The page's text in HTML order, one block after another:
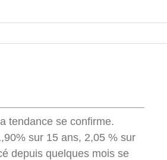
tendance se confirme.
sur 15 ans, 2,05 % sur
depuis quelques mois se